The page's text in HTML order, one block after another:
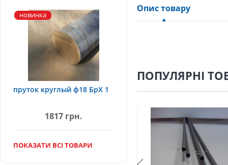
Опис товару
ПОПУЛЯРНІ
новинка
пруток круглый ф18 БрХ 1
1817 грн.
ПОКАЗАТИ ВСІ ТОВАРИ